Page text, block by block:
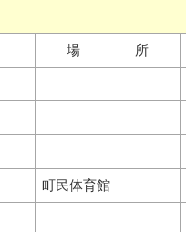
場 所
町民体育館